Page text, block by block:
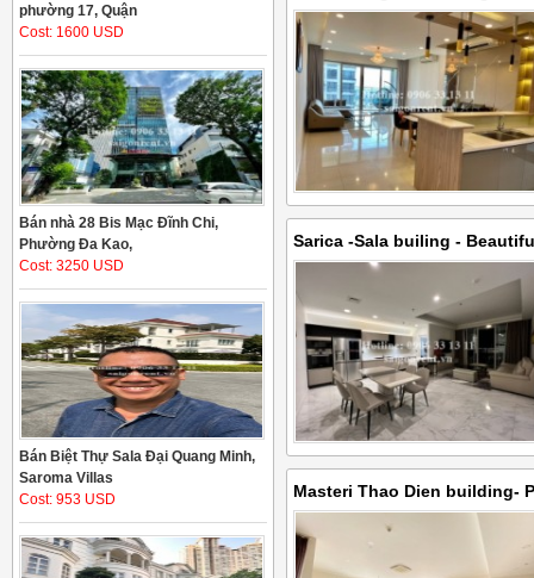
phường 17, Quận
Cost: 1600 USD
Bán nhà 28 Bis Mạc Đĩnh Chi,
Phường Đa Kao,
Cost: 3250 USD
Bán Biệt Thự Sala Đại Quang Minh,
Saroma Villas
Cost: 953 USD
bedrooms for rent in The
125sqm, low flloors, 2000
USD Fully Furnished
Sarica -Sala builing -
apartment with 139sqm for
2300 USD- 55.200.000 VND
Masteri Thao Dien building-
260sqm with large balcony